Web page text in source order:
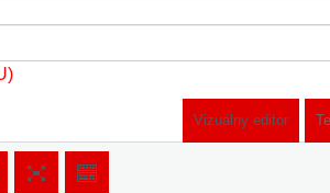
Vizuálny editor